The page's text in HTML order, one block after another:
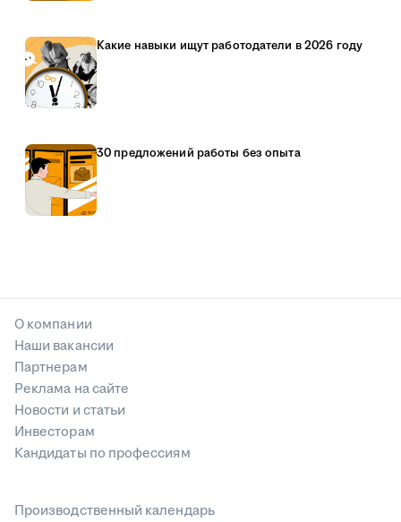
Какие навыки ищут работодатели в 2026 году
30 предложений работы без опыта
О компании
Наши вакансии
Партнерам
Реклама на сайте
Новости и статьи
Инвесторам
Кандидаты по профессиям
Производственный календарь